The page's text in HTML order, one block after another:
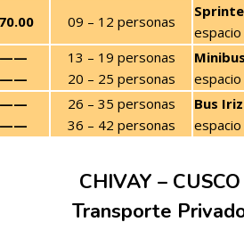
09 – 12 personas
13 – 19 personas
20 – 25 personas
26 – 35 personas
36 – 42 personas
Bus
CHIVAY – CUSCO
Transporte